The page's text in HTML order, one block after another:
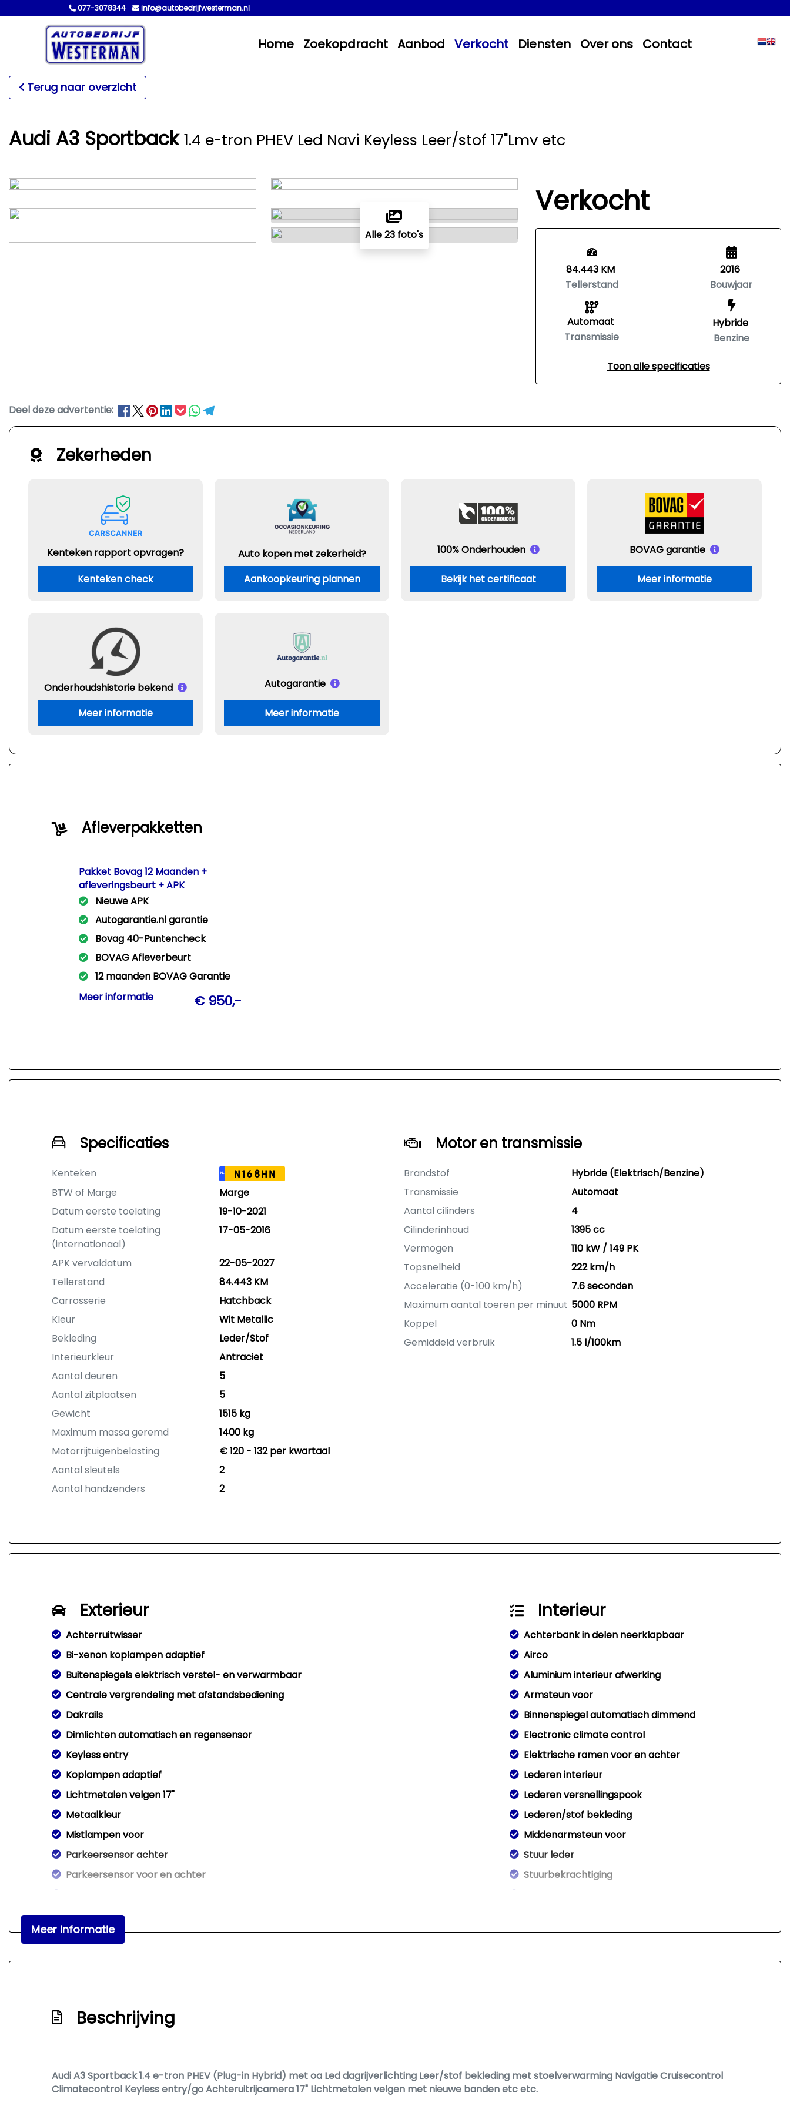
077-3078344 info@autobedrijfwesterman.nl
Home Zoekopdracht Aanbod Verkocht Diensten Over ons Contact
Terug naar overzicht
Audi A3 Sportback 1.4 e-tron PHEV Led Navi Keyless Leer/stof 17"Lmv etc
Alle 23 foto's
Verkocht
84.443 KM
Tellerstand
Automaat
Transmissie
2016
Bouwjaar
Hybride
Benzine
Toon alle specificaties
Deel deze advertentie:
Zekerheden
Kenteken rapport opvragen?
Kenteken check
Auto kopen met zekerheid?
Aankoopkeuring plannen
100% Onderhouden
Bekijk het certificaat
BOVAG garantie
Meer informatie
Onderhoudshistorie bekend
Meer informatie
Autogarantie
Meer informatie
Afleverpakketten
Pakket Bovag 12 Maanden +
afleveringsbeurt + APK
Nieuwe APK
Autogarantie.nl garantie
Bovag 40-Puntencheck
BOVAG Afleverbeurt
12 maanden BOVAG Garantie
Met dit pakket leveren wij Uw auto
rijklaar af met een nieuwe APK +
Meer informatie € 950,-
Specificaties
Kenteken NL N168HN
BTW of Marge
Marge
Datum eerste toelating
19-10-2021
Datum eerste toelating
(internationaal)
17-05-2016
APK vervaldatum
22-05-2027
Tellerstand
84.443 KM
Carrosserie
Hatchback
Kleur
Wit Metallic
Bekleding
Leder/Stof
Interieurkleur
Antraciet
Aantal deuren
5
Aantal zitplaatsen
5
Gewicht
1515 kg
Maximum massa geremd
1400 kg
Motorrijtuigenbelasting
€ 120 - 132 per kwartaal
Aantal sleutels
2
Aantal handzenders
2
Motor en transmissie
Brandstof
Hybride (Elektrisch/Benzine)
Transmissie
Automaat
Aantal cilinders
4
Cilinderinhoud
1395 cc
Vermogen
110 kW / 149 PK
Topsnelheid
222 km/h
Acceleratie (0-100 km/h)
7.6 seconden
Maximum aantal toeren per minuut 5000 RPM
Koppel
0 Nm
Gemiddeld verbruik
1.5 l/100km
Exterieur
Achterruitwisser
Bi-xenon koplampen adaptief
Buitenspiegels elektrisch verstel- en verwarmbaar
Centrale vergrendeling met afstandsbediening
Dakrails
Dimlichten automatisch en regensensor
Keyless entry
Koplampen adaptief
Lichtmetalen velgen 17"
Metaalkleur
Mistlampen voor
Parkeersensor achter
Parkeersensor voor en achter
Warmtewerend glas
Interieur
Achterbank in delen neerklapbaar
Airco
Aluminium interieur afwerking
Armsteun voor
Binnenspiegel automatisch dimmend
Electronic climate control
Elektrische ramen voor en achter
Lederen interieur
Lederen versnellingspook
Lederen/stof bekleding
Middenarmsteun voor
Stuur leder
Stuurbekrachtiging
Anti doorslip regeling
Hoofd airbag(s) achter
Meer informatie
Beschrijving
Audi A3 Sportback 1.4 e-tron PHEV (Plug-in Hybrid) met oa Led dagrijverlichting Leer/stof bekleding met stoelverwarming Navigatie Cruisecontrol
Climatecontrol Keyless entry/go Achteruitrijcamera 17" Lichtmetalen velgen met nieuwe banden etc etc.